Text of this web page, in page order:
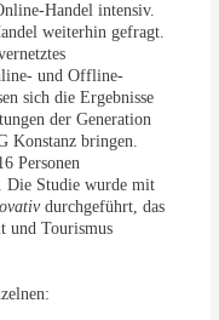
Handel intensiv.
weiterhin gefragt.
und Offline-
sich die Ergebnisse
der Generation
Konstanz bringen.
Personen
Die Studie wurde mit
durchgeführt, das
und Tourismus